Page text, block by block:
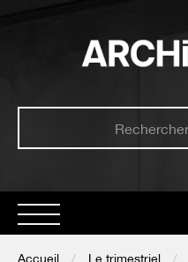
Accueil Le trimestriel